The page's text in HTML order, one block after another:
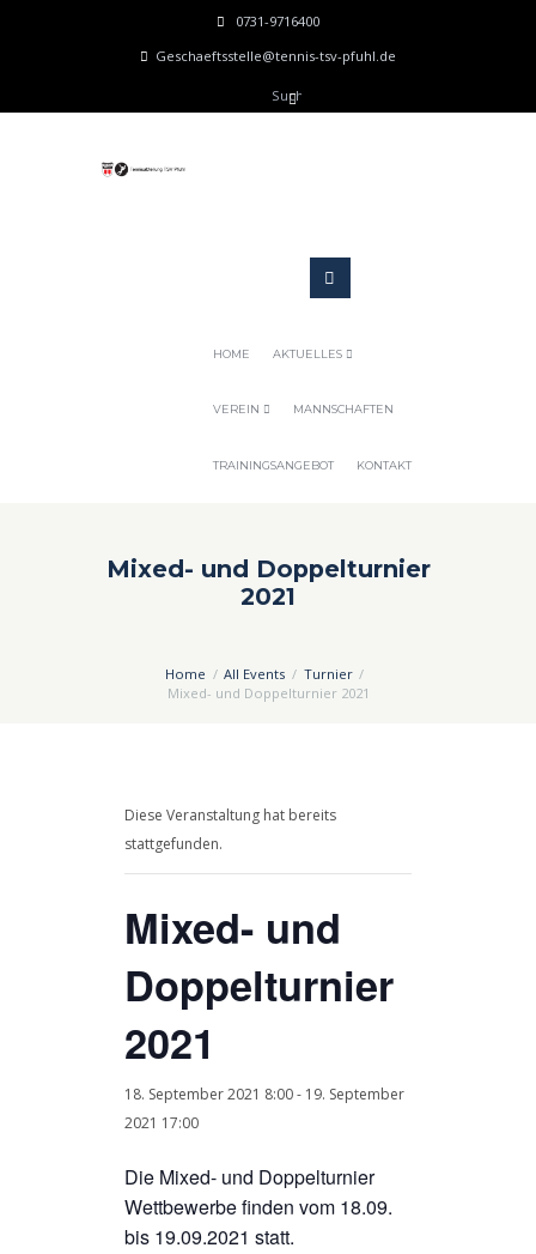
0731-9716400
Geschaeftsstelle@tennis-tsv-pfuhl.de
HOME AKTUELLES
VEREIN MANNSCHAFTEN
TRAININGSANGEBOT KONTAKT
Mixed- und Doppelturnier
2021
Home All Events
Turnier
Mixed- und Doppelturnier 2021
Diese Veranstaltung hat bereits
stattgefunden.
Mixed- und
Doppelturnier
2021
18. September 2021 8:00- 19. September
2021 17:00
Die Mixed- und Doppelturnier
Wettbewerbe finden vom 18.09.
bis 19.09.2021 statt.